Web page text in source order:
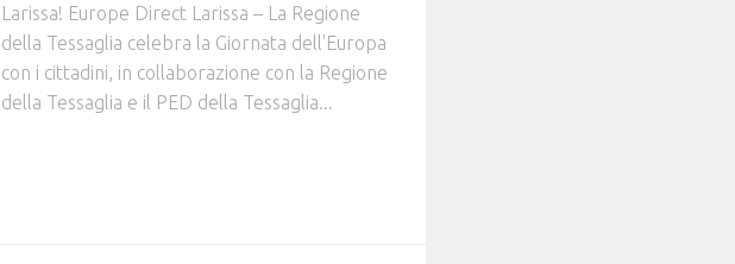
Larissa! Europe Direct Larissa – La Regione
della Tessaglia celebra la Giornata dell'Europa
con i cittadini, in collaborazione con la Regione
della Tessaglia e il PED della Tessaglia...